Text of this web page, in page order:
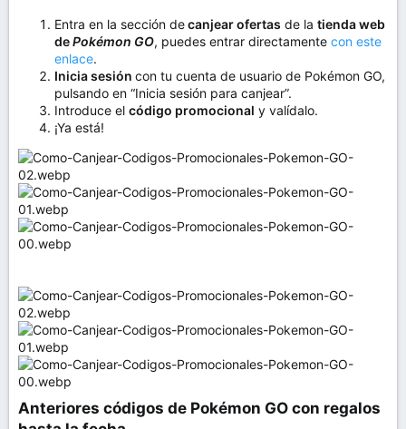
Entra en la sección decanjear ofertas de la tienda web
dePokémon GO, puedes entrar directamente con este
enlace.
Inicia sesión con tu cuenta de usuario de Pokémon GO,
pulsando en “Inicia sesión para canjear”.
Introduce el código promocional y valídalo.
¡Ya está!
Anteriores códigos de Pokémon GO con regalos